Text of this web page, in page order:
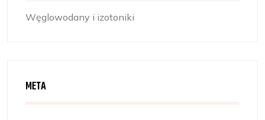
Węglowodany i izotoniki
META